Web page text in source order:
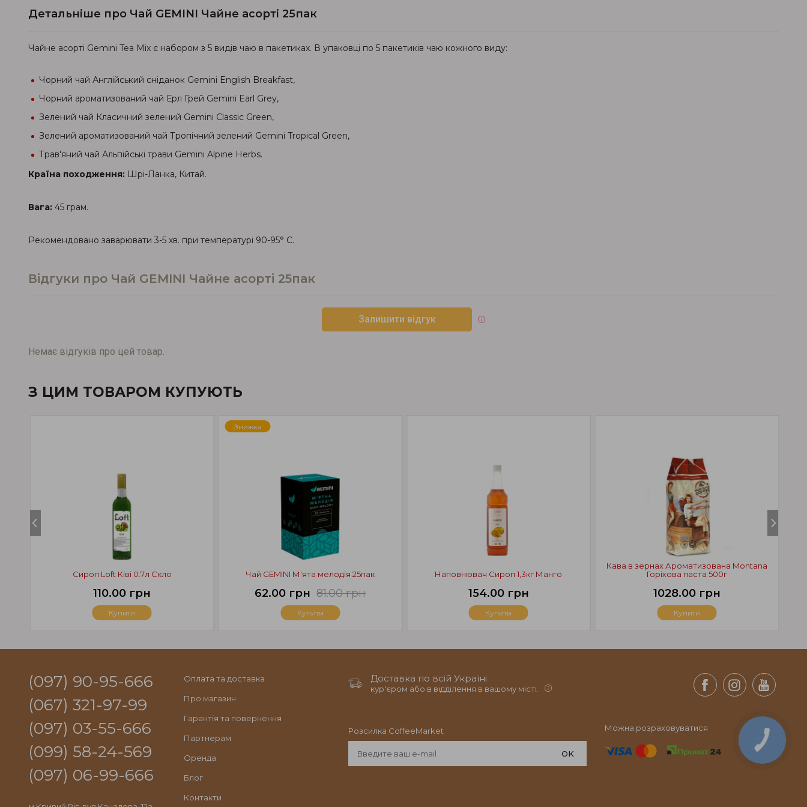
Детальніше про Чай GEMINI Чайне асорті 25пак
Чайне асорті Gemini Tea Mix є набором з 5 видів чаю в пакетиках. В упаковці по 5 пакетиків чаю кожного виду:
Чорний чай Англійський сніданок Gemini English Breakfast,
Чорний ароматизований чай Ерл Грей Gemini Earl Grey,
Зелений чай Класичний зелений Gemini Classic Green,
Зелений ароматизований чай Тропічний зелений Gemini Tropical Green,
Трав'яний чай Альпійські трави Gemini Alpine Herbs.
Країна походження: Шрі-Ланка, Китай.
Вага: 45 грам.
Рекомендовано заварювати 3-5 хв. при температурі 90-95° С.
Відгуки про Чай GEMINI Чайне асорті 25пак
Залишити відгук
Немає відгуків про цей товар.
З ЦИМ ТОВАРОМ КУПУЮТЬ
Кава в зернах Ароматизована Montana
Горіхова паста 500г
1028.00 грн
Купити
Сироп Loft Ківі 0.7л Скло
110.00 грн
Купити
Знижка
Чай GEMINI М'ята мелодія 25пак
62.00 грн 81.00 грн
Купити
Наповнювач Сироп 1,3кг Манго
154.00 грн
Купити
(097) 90-95-666
(067) 321-97-99
(097) 03-55-666
(099) 58-24-569
(097) 06-99-666
Оплата та доставка
Про магазин
Гарантія та повернення
Партнерам
Оренда
Блог
Контакти
Доставка по всій Україні
кур'єром або в відділення в вашому місті.
Розсилка CoffeeMarket
OK
Можна розраховуватися
КНОПКА
СВЯЗИ